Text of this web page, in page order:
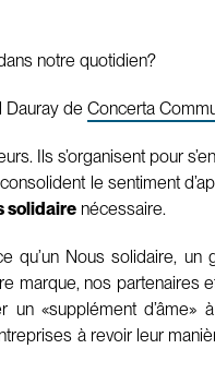
notre quotidien?
Dauray de Concerta
Ils s’organisent pour
le sentiment
solidaire nécessaire.
Nous solidaire,
marque, nos partenaires
«supplément
à revoir leur